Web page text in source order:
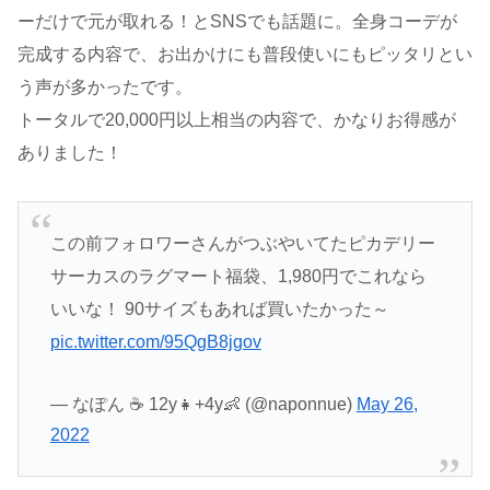
ーだけで元が取れる！とSNSでも話題に。全身コーデが
完成する内容で、お出かけにも普段使いにもピッタリとい
う声が多かったです。
トータルで20,000円以上相当の内容で、かなりお得感が
ありました！
この前フォロワーさんがつぶやいてたピカデリー
サーカスのラグマート福袋、1,980円でこれなら
いいな！ 90サイズもあれば買いたかった～
pic.twitter.com/95QgB8jgov
— なぽん ☕ 12y👧+4y👶 (@naponnue) May 26,
2022